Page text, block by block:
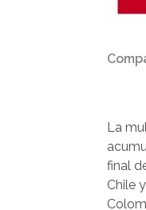
La
final
Chile